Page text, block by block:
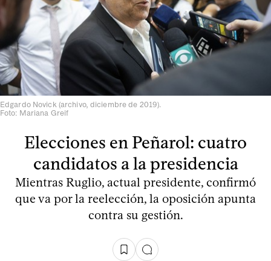
Edgardo Novick (archivo, diciembre de 2019).
Foto: Mariana Greif
Elecciones en Peñarol: cuatro
candidatos a la presidencia
Mientras Ruglio, actual presidente, confirmó
que va por la reelección, la oposición apunta
contra su gestión.